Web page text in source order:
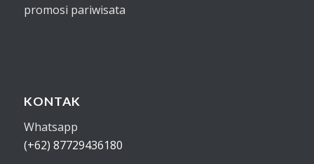
promosi pariwisata
KONTAK
Whatsapp
(+62) 87729436180